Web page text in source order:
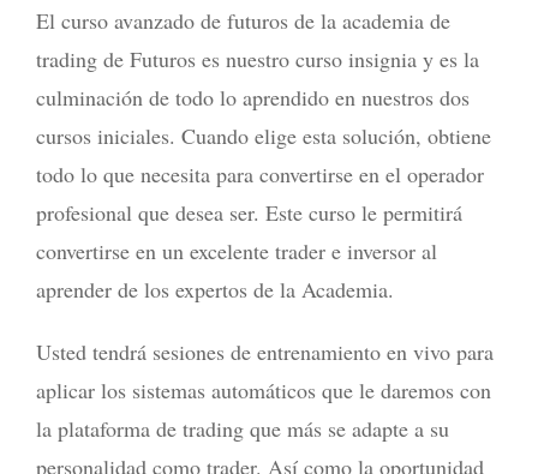
El curso avanzado de futuros de la academia de
trading de Futuros es nuestro curso insignia y es la
culminación de todo lo aprendido en nuestros dos
cursos iniciales. Cuando elige esta solución, obtiene
todo lo que necesita para convertirse en el operador
profesional que desea ser. Este curso le permitirá
convertirse en un excelente trader e inversor al
aprender de los expertos de la Academia.
Usted tendrá sesiones de entrenamiento en vivo para
aplicar los sistemas automáticos que le daremos con
la plataforma de trading que más se adapte a su
personalidad como trader. Así como la oportunidad